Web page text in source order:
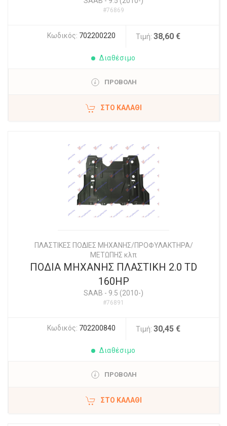
#76869
Κωδικός: 702200220 Τιμή: 38,60 €
Διαθέσιμο
ΠΡΟΒΟΛΗ
ΣΤΟ ΚΑΛΆΘΙ
ΠΛΑΣΤΙΚΕΣ ΠΟΔΙΕΣ ΜΗΧΑΝΗΣ/ΠΡΟΦΥΛΑΚΤΗΡΑ/
ΜΕΤΩΠΗΣ κλπ
ΠΟΔΙΑ ΜΗΧΑΝΗΣ ΠΛΑΣΤΙΚΗ 2.0 TD
160HP
SAAB - 9.5 (2010-)
#76891
Κωδικός: 702200840 Τιμή: 30,45 €
Διαθέσιμο
ΠΡΟΒΟΛΗ
ΣΤΟ ΚΑΛΆΘΙ